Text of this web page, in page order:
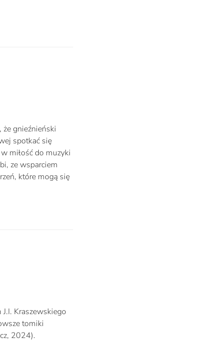
że gnieźnieński
spotkać się
miłość do muzyki
ze wsparciem
które mogą się
Kraszewskiego
tomiki
2024).